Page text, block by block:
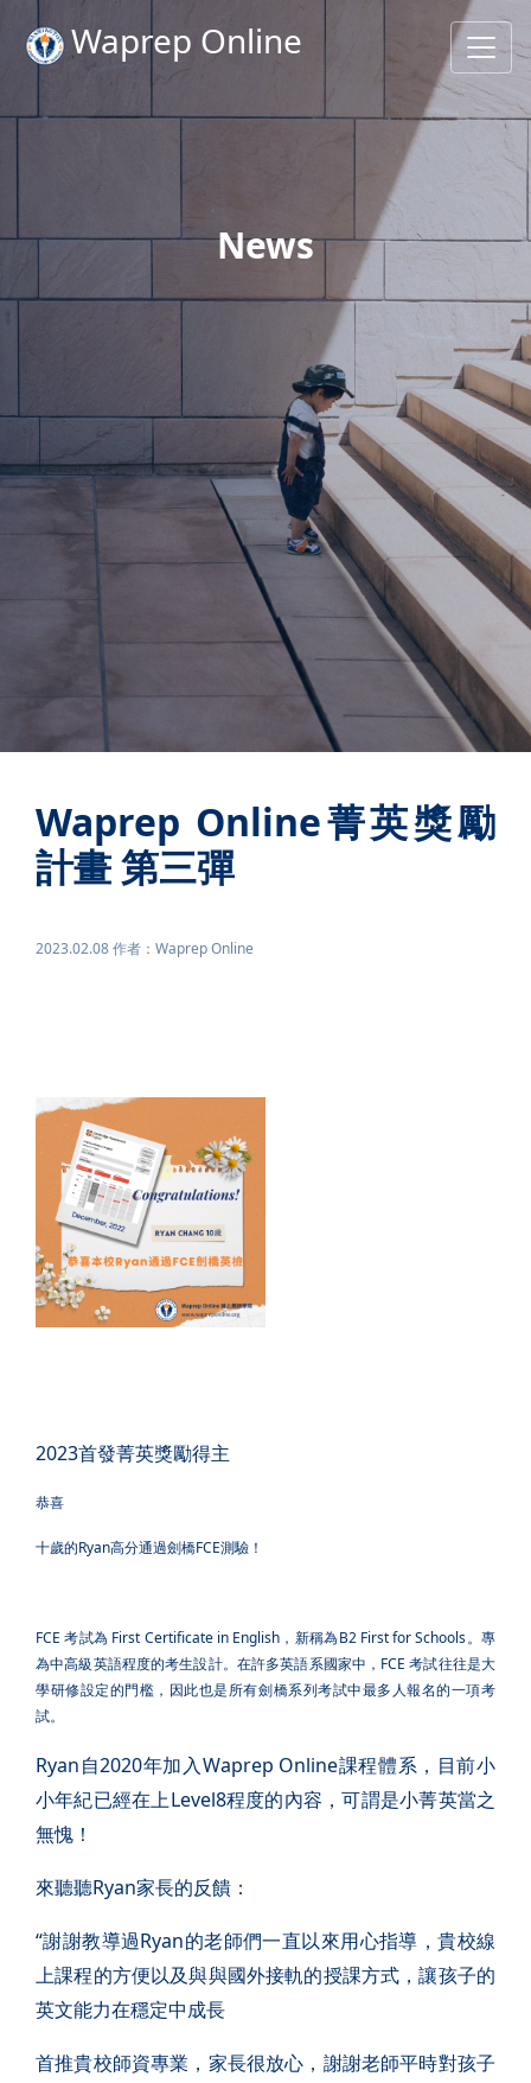
Waprep Online
News
Waprep Online菁英獎勵
計畫 第三彈
2023.02.08 作者：Waprep Online
2023首發菁英獎勵得主
恭喜
十歲的Ryan高分通過劍橋FCE測驗！
FCE 考試為 First Certificate in English，新稱為B2 First for Schools。專
為中高級英語程度的考生設計。在許多英語系國家中，FCE 考試往往是大
學研修設定的門檻，因此也是所有劍橋系列考試中最多人報名的一項考
試。
Ryan自2020年加入Waprep Online課程體系，目前小
小年紀已經在上Level8程度的內容，可謂是小菁英當之
無愧！
來聽聽Ryan家長的反饋：
“謝謝教導過Ryan的老師們一直以來用心指導，貴校線
上課程的方便以及與與國外接軌的授課方式，讓孩子的
英文能力在穩定中成長
首推貴校師資專業，家長很放心，謝謝老師平時對孩子